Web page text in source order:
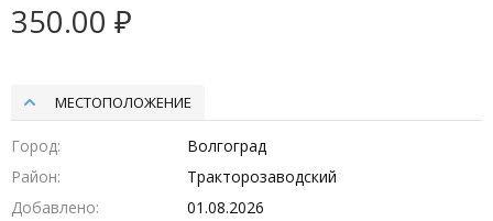
350.00 ₽
МЕСТОПОЛОЖЕНИЕ
Город
Волгоград
Район
Тракторозаводский
Добавлено
01.08.2026